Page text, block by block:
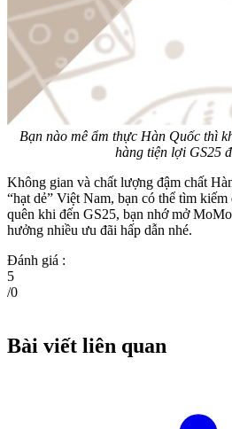
Bạn nào mê ẩm thực Hàn Quốc thì
hàng tiện lợi GS25
Không gian và chất lượng đậm chất
“hạt dẻ” Việt Nam, bạn có thể tìm
quên khi đến GS25, bạn nhớ mở
hưởng nhiều ưu đãi hấp dẫn nhé.
Đánh giá :
5
/0
Bài viết liên quan